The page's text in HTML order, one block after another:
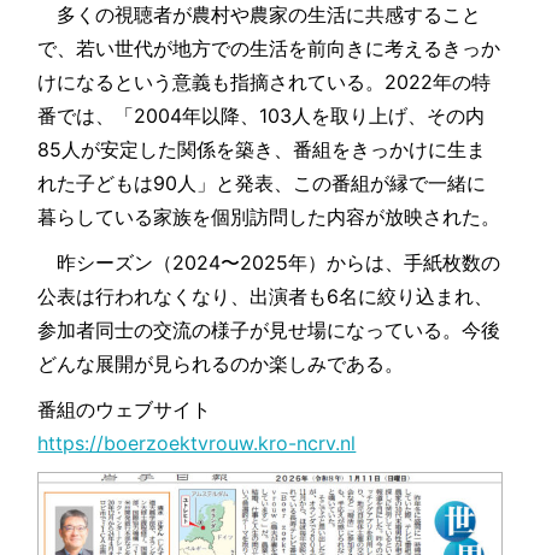
多くの視聴者が農村や農家の生活に共感すること
で、若い世代が地方での生活を前向きに考えるきっか
けになるという意義も指摘されている。2022年の特
番では、「2004年以降、103人を取り上げ、その内
85人が安定した関係を築き、番組をきっかけに生ま
れた子どもは90人」と発表、この番組が縁で一緒に
暮らしている家族を個別訪問した内容が放映された。
昨シーズン（2024〜2025年）からは、手紙枚数の
公表は行われなくなり、出演者も6名に絞り込まれ、
参加者同士の交流の様子が見せ場になっている。今後
どんな展開が見られるのか楽しみである。
番組のウェブサイト
https://boerzoektvrouw.kro-ncrv.nl